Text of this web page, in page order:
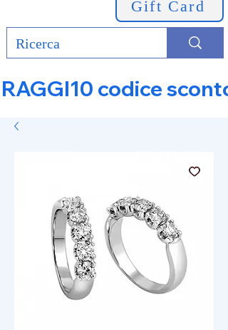
Gift Card
RAGGI10 codice